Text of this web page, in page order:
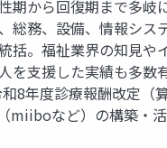
期から回復期まで多岐
総務、設備、情報シ
括。福祉業界の知見
を支援した実績も多
8年度診療報酬改定（
miiboなど）の構築・